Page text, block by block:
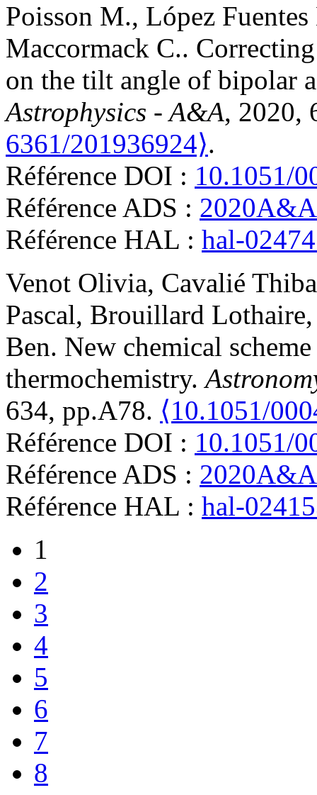
Poisson M., López Fuentes
Maccormack C..
on the tilt angle of bipolar
Astrophysics - A&A, 2020,
6361/201936924⟩.
Référence DOI : 10.1051/
Référence ADS :
Référence HAL : hal-
Venot Olivia, Cavalié
Pascal, Brouillard Lothaire
Ben. New chemical
thermochemistry.
634, pp.A78. ⟨10.1051/
Référence DOI : 10.1051/
Référence ADS :
Référence HAL : hal-
1
2
3
4
5
6
7
8